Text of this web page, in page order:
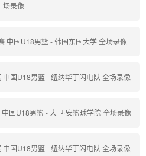
场录像
中国U18男篮 - 韩国东国大学 全场录像
国U18男篮 - 纽纳华丁闪电队 全场录像
国U18男篮 - 大卫·安篮球学院 全场录像
国U18男篮 - 纽纳华丁闪电队 全场录像